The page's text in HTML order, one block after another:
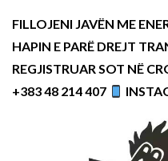
FILLOJENI JAVËN ME
HAPIN E PARË DREJT
REGJISTRUAR SOT NË
+383 48 214 407